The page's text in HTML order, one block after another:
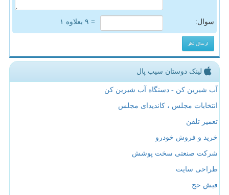
سوال: = ۹ بعلاوه ۱
لینک دوستان سیب پال
آب شیرین کن - دستگاه آب شیرین کن
انتخابات مجلس ، کاندیدای مجلس
تعمیر تلفن
خرید و فروش خودرو
شرکت صنعتی سخت پوشش
طراحی سایت
فیش حج